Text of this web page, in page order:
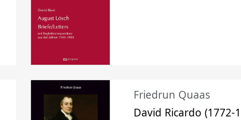
Friedrun Quaas
David Ricardo (1772-